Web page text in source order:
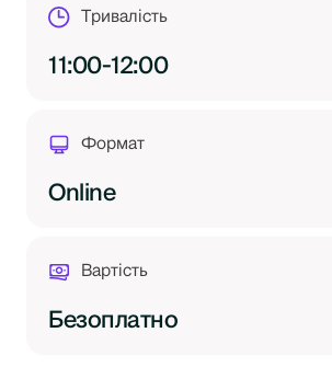
Тривалість
11:00-12:00
Формат
Online
Вартість
Безоплатно